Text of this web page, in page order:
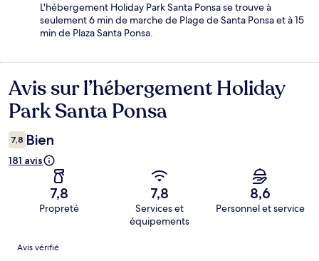
L'hébergement Holiday Park Santa Ponsa se trouve à
seulement 6 min de marche de Plage de Santa Ponsa et à 15
min de Plaza Santa Ponsa.
Avis
Avis sur l’hébergement Holiday
Park Santa Ponsa
7,8 Bien
181 avis
7,8
Propreté
7,8
Services et
équipements
8,6
Personnel et service
Avis
Avis vérifié